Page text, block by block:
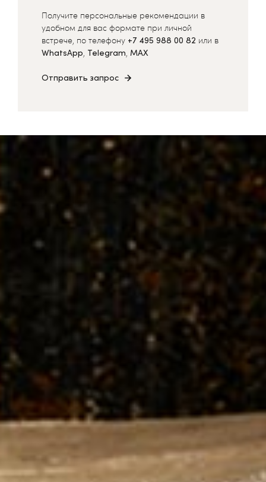
Получите персональные рекомендации в
удобном для вас формате при личной
встрече, по телефону +7 495 988 00 82 или в
WhatsApp, Telegram, MAX
Отправить запрос